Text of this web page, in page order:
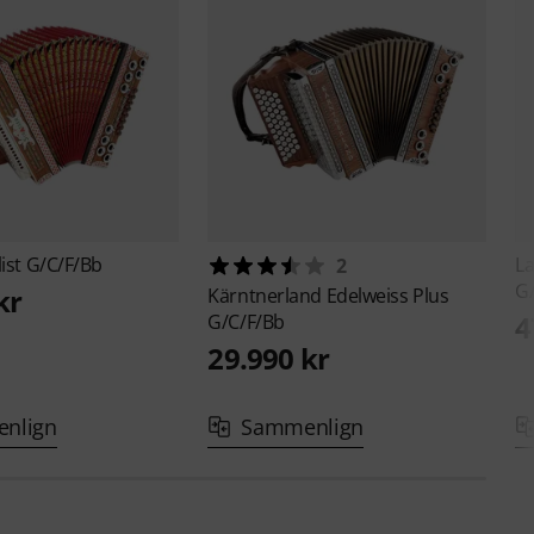
G/C/F/Bb
2
Kärntnerland Edelweiss Plus
G/C/F/Bb
29.990 kr
Sammenlign